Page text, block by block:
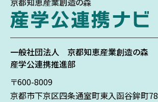
一般社団法人 京都知恵産業創造の森
産学公連携推進部
〒600-8009
京都市下京区四条通室町東入函谷鉾町78